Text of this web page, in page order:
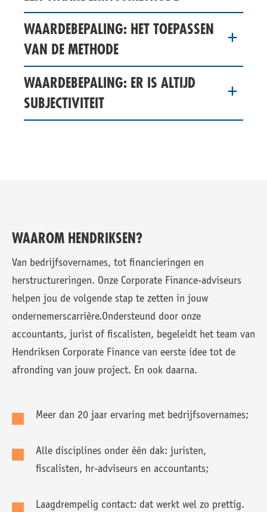
WAARDEBEPALING: HET TOEPASSEN
VAN DE METHODE
WAARDEBEPALING: ER IS ALTIJD
SUBJECTIVITEIT
WAAROM HENDRIKSEN?
Van bedrijfsovernames, tot financieringen en
herstructureringen. Onze Corporate Finance-adviseurs
helpen jou de volgende stap te zetten in jouw
ondernemerscarrière.Ondersteund door onze
accountants, jurist of fiscalisten, begeleidt het team van
Hendriksen Corporate Finance van eerste idee tot de
afronding van jouw project. En ook daarna.
Meer dan 20 jaar ervaring met bedrijfsovernames;
Alle disciplines onder één dak: juristen,
fiscalisten, hr-adviseurs en accountants;
Laagdrempelig contact: dat werkt wel zo prettig.